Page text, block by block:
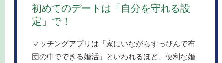
初めてのデートは「自分を守れる設
定」で！
マッチングアプリは「家にいながらすっぴんで布
団の中でできる婚活」といわれるほど、便利な婚